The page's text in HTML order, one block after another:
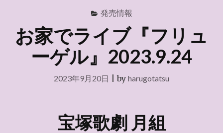
発売情報
お家でライブ『フリュ
ーゲル』2023.9.24
2023年9月20日 |by harugotatsu
宝塚歌劇 月組